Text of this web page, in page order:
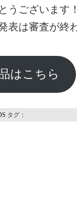
うございます！
表は審査が終
はこちら
タグ：